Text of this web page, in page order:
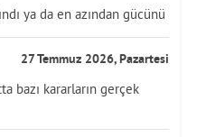
ya da en azından gücünü
27 Temmuz 2026, Pazartesi
bazı kararların gerçek